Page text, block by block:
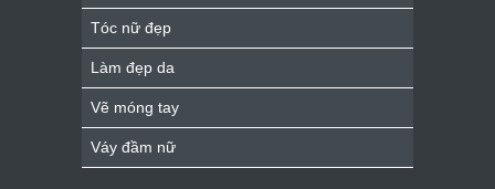
Tóc nữ đẹp
Làm đẹp da
Vẽ móng tay
Váy đầm nữ